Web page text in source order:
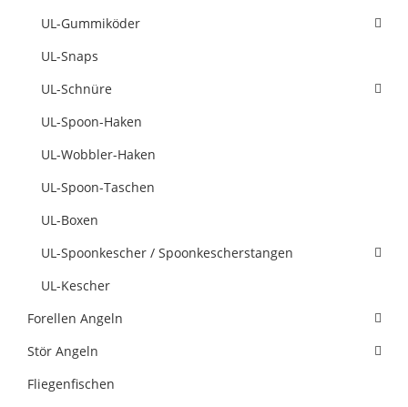
UL-Gummiköder
UL-Snaps
UL-Schnüre
UL-Spoon-Haken
UL-Wobbler-Haken
UL-Spoon-Taschen
UL-Boxen
UL-Spoonkescher / Spoonkescherstangen
UL-Kescher
Forellen Angeln
Stör Angeln
Fliegenfischen